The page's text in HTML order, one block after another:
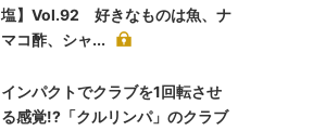
塩】Vol.92 好きなものは魚、ナ
マコ酢、シャ...
インパクトでクラブを1回転させ
る感覚!?「クルリンパ」のクラブ